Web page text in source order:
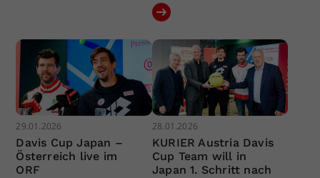
29.01.2026
Davis Cup Japan –
Österreich live im
ORF
28.01.2026
KURIER Austria Davis
Cup Team will in
Japan 1. Schritt nach